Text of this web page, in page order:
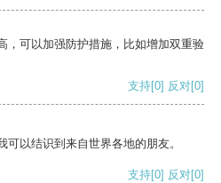
，可以加强防护措施，比如增加双重验
支持[0] 反对[0]
以结识到来自世界各地的朋友。
支持[0] 反对[0]